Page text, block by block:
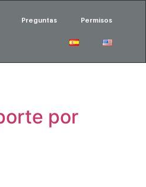
Preguntas Permisos
por